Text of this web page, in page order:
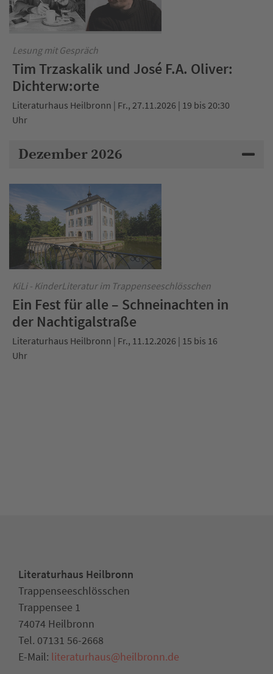
Lesung mit Gespräch
Tim Trzaskalik und José F.A. Oliver:
Dichterw:orte
Literaturhaus Heilbronn | Fr., 27.11.2026 | 19 bis 20:30
Uhr
Dezember 2026
KiLi - KinderLiteratur im Trappenseeschlösschen
Ein Fest für alle – Schneinachten in
der Nachtigalstraße
Literaturhaus Heilbronn | Fr., 11.12.2026 | 15 bis 16
Uhr
Literaturhaus Heilbronn
Trappenseeschlösschen
Trappensee 1
74074 Heilbronn
Tel. 07131 56-2668
E-Mail: literaturhaus@heilbronn.de